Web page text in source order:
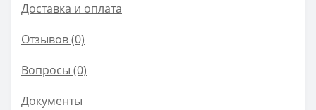
Доставка и оплата
Отзывов (0)
Вопросы (0)
Документы